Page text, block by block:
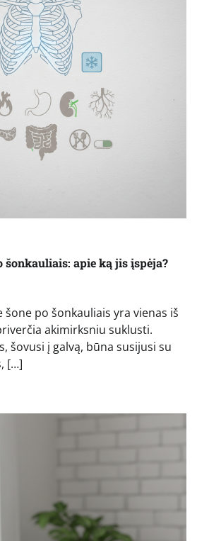
šonkauliais: apie ką jis įspėja?
šone po šonkauliais yra vienas iš
akimirksniu suklusti.
šovusi į galvą, būna susijusi su
[…]